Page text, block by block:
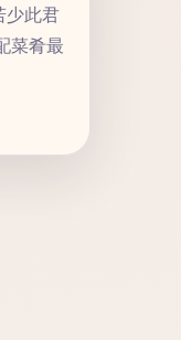
少此君
菜肴最